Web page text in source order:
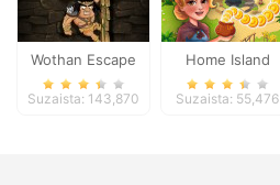
Wothan Escape
Suzaista: 143,870
Home Island
Suzaista: 55,476